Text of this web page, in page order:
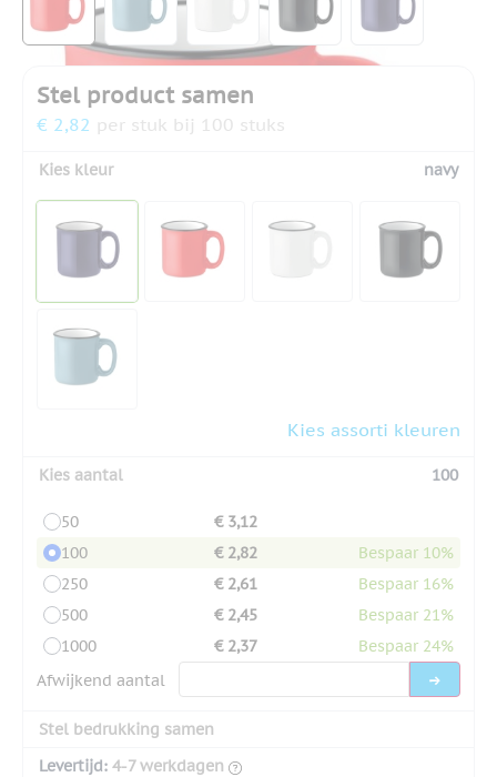
Stel product samen
€ 2,82 per stuk bij 100 stuks
Kies kleur navy
Kies assorti kleuren
Kies aantal 100
50
€ 3,12
100
€ 2,82
Bespaar 10%
250
€ 2,61
Bespaar 16%
500
€ 2,45
Bespaar 21%
1000
€ 2,37
Bespaar 24%
Afwijkend aantal
Stel bedrukking samen
Levertijd: 4-7 werkdagen